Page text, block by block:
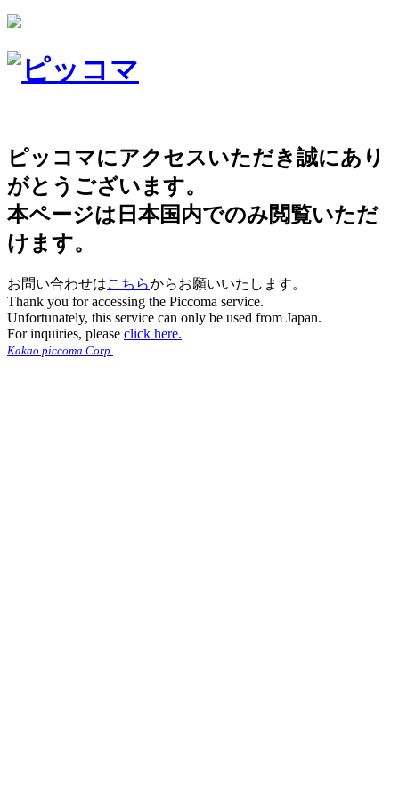
ピッコマにアクセスいただき誠にあり
がとうございます。
本ページは日本国内でのみ閲覧いただ
けます。
お問い合わせはこちらからお願いいたします。
Thank you for accessing the Piccoma service.
Unfortunately, this service can only be used from Japan.
For inquiries, please click here.
Kakao piccoma Corp.